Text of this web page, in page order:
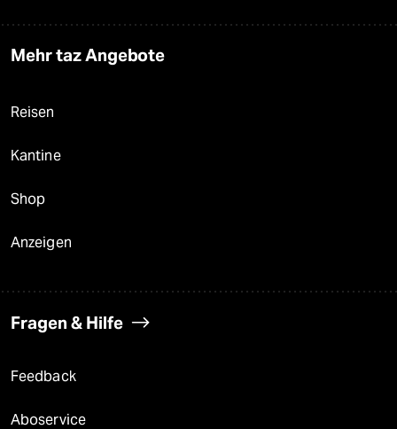
Mehr taz Angebote
Reisen
Kantine
Shop
Anzeigen
Fragen & Hilfe
Feedback
Aboservice